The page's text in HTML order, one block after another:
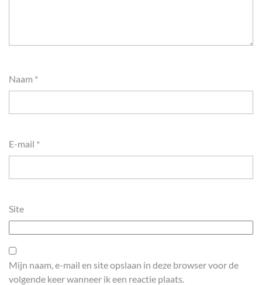
Naam *
E-mail *
Site
Mijn naam, e-mail en site opslaan in deze browser voor de
volgende keer wanneer ik een reactie plaats.